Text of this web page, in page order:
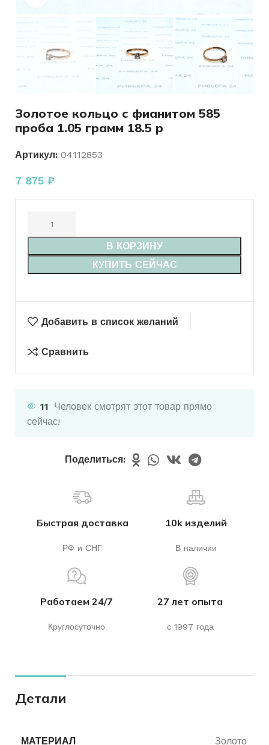
Золотое кольцо с фианитом 585
проба 1.05 грамм 18.5 р
Артикул: 04112853
7 875 ₽
В КОРЗИНУ
КУПИТЬ СЕЙЧАС
Добавить в список желаний
Сравнить
11 Человек смотрят этот товар прямо
сейчас!
Поделиться:
Быстрая доставка
РФ и СНГ
10k изделий
В наличии
Работаем 24/7
Круглосуточно
27 лет опыта
с 1997 года
Детали
МАТЕРИАЛ Золото